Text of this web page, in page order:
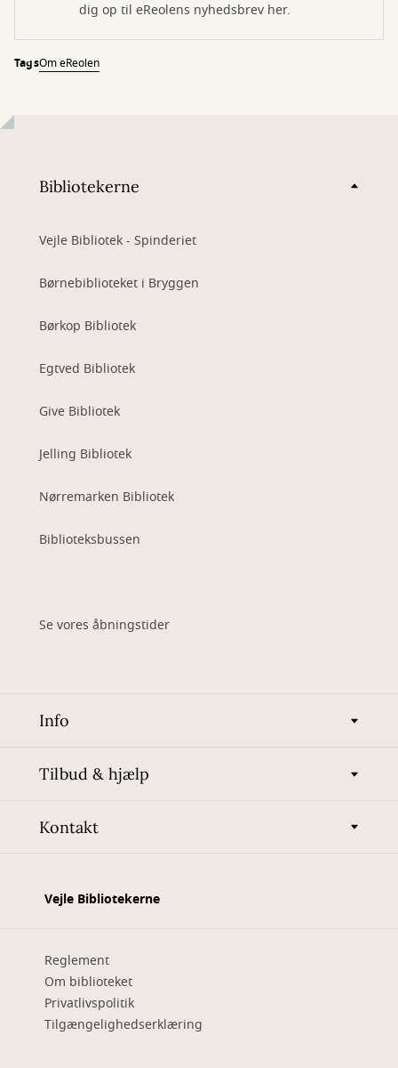
dig op til eReolens nyhedsbrev her.
TagsOm eReolen
Bibliotekerne
Vejle Bibliotek - Spinderiet
Børnebiblioteket i Bryggen
Børkop Bibliotek
Egtved Bibliotek
Give Bibliotek
Jelling Bibliotek
Nørremarken Bibliotek
Biblioteksbussen
Se vores åbningstider
Info
Tilbud & hjælp
Kontakt
Vejle Bibliotekerne
Reglement
Om biblioteket
Privatlivspolitik
Tilgængelighedserklæring